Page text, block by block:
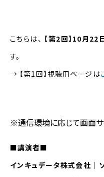
こちらは、 【第2回】10月22
す。
→ 【第1回】視聴用ページは
※通信環境に応じて画面サ
■講演者■
インキュデータ株式会社｜